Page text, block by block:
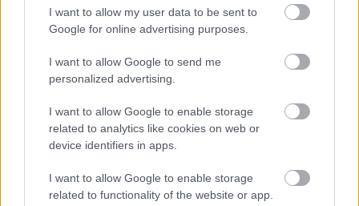
I want to allow my user data to be sent to
Google for online advertising purposes.
I want to allow Google to send me
personalized advertising.
I want to allow Google to enable storage
related to analytics like cookies on web or
device identifiers in apps.
I want to allow Google to enable storage
related to functionality of the website or app.
Tovább a részletes útmutatóhoz »
Felső szemhéjplasztika belső
szemöldökemeléssel
A szemhéjplasztika egyik leggyakoribb beavatkozás.
A Pasarét Klinika szakértői nemcsak a felesleges bőr
eltávolításával, hanem szükség esetén belső
szemöldökemeléssel is segítenek fiatalosabb,
frissebb megjelenést elérni.